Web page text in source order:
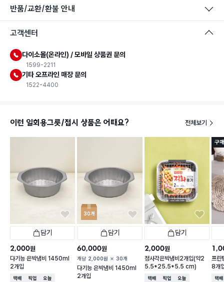
반품/교환/환불 안내
고객센터
다이소몰(온라인) / 모바일 상품권 문의
1599-2211
기타 오프라인 매장 문의
1522-4400
이런 일회용그릇/접시 상품은 어때요? 전체보기
담기
2,000원
다기능 은박냄비 1450ml
2개입
택배배송매장픽업오늘배송
30개
담기
60,000원
개당 2,000원 30개
다기능 은박냄비 1450ml
2개입
담기
2,000원
정사각은박냄비2개입(약2
5.5*25.5*5.5 cm)
택배배송매장픽업오늘배송
구
프
8개
택배